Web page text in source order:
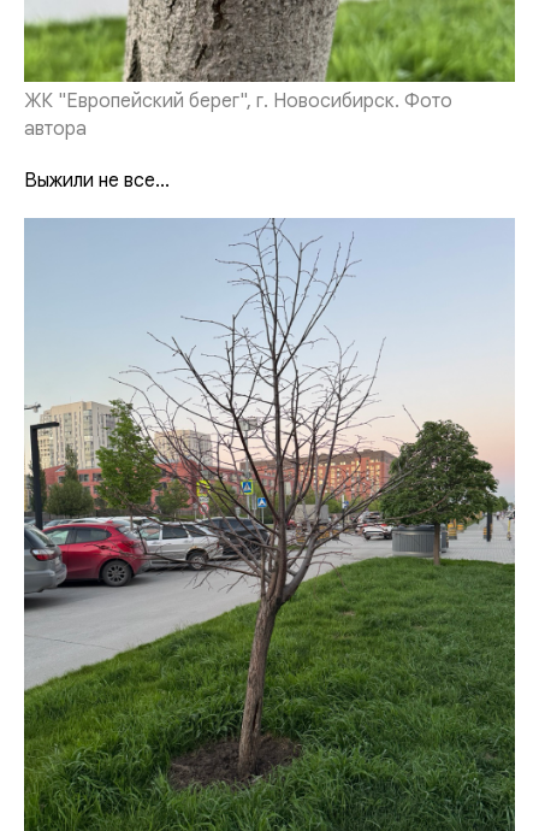
ЖК "Европейский берег", г. Новосибирск. Фото
автора
Выжили не все...